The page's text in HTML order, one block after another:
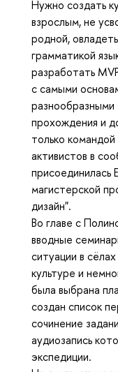
Нужно создать
взрослым, не
родной,
грамматикой
разработать
с самыми
разнообразными
прохождения и
только
активистов в
присоединилась
магистерской
дизайн".
Во главе с
вводные
ситуации в
культуре и
была выбрана
создан список
сочинение
аудиозапись
экспедиции.